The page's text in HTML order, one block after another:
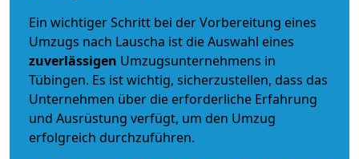
Ein wichtiger Schritt bei der Vorbereitung eines
Umzugs nach Lauscha ist die Auswahl eines
zuverlässigen Umzugsunternehmens in
Tübingen. Es ist wichtig, sicherzustellen, dass das
Unternehmen über die erforderliche Erfahrung
und Ausrüstung verfügt, um den Umzug
erfolgreich durchzuführen.